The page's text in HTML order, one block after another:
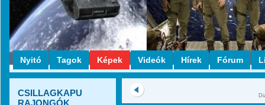
Nyitó Tagok Képek Videók Hírek Fórum
CSILLAGKAPU
RAJONGÓK